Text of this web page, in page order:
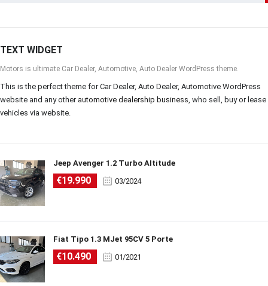
TEXT WIDGET
Motors is ultimate Car Dealer, Automotive, Auto Dealer WordPress theme.
This is the perfect theme for Car Dealer, Auto Dealer, Automotive WordPress
website and any other automotive dealership business, who sell, buy or lease
vehicles via website.
Jeep Avenger 1.2 Turbo Altitude
€19.990 03/2024
Fiat Tipo 1.3 MJet 95CV 5 Porte
€10.490 01/2021